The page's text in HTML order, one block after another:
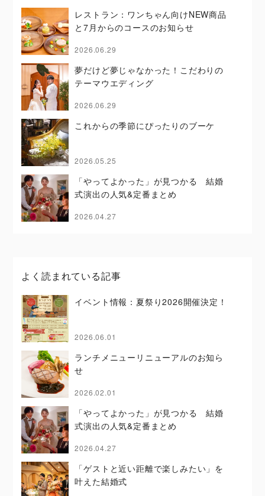
レストラン：ワンちゃん向けNEW商品
と7月からのコースのお知らせ
2026.06.29
夢だけど夢じゃなかった！こだわりの
テーマウエディング
2026.06.29
これからの季節にぴったりのブーケ
2026.05.25
「やってよかった」が見つかる 結婚
式演出の人気&定番まとめ
2026.04.27
よく読まれている記事
イベント情報：夏祭り2026開催決定！
2026.06.01
ランチメニューリニューアルのお知ら
せ
2026.02.01
「やってよかった」が見つかる 結婚
式演出の人気&定番まとめ
2026.04.27
「ゲストと近い距離で楽しみたい」を
叶えた結婚式